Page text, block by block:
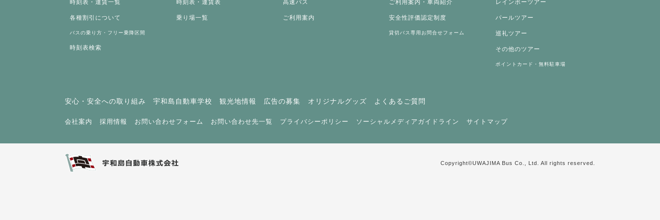
時刻表・運賃一覧
各種割引について
バスの乗り方・フリー乗降区間
時刻表検索
時刻表・運賃表
乗り場一覧
高速バス
ご利用案内
ご利用案内・車両紹介
安全性評価認定制度
貸切バス専用お問合せフォーム
レインボーツアー
パールツアー
巡礼ツアー
その他のツアー
ポイントカード・無料駐車場
安心・安全への取り組み 宇和島自動車学校 観光地情報 広告の募集 オリジナルグッズ よくあるご質問
会社案内 採用情報 お問い合わせフォーム お問い合わせ先一覧 プライバシーポリシー ソーシャルメディアガイドライン サイトマップ
Copyright©UWAJIMA Bus Co., Ltd. All rights reserved.